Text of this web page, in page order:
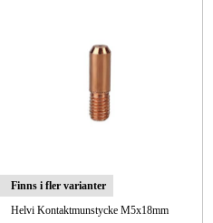
Finns i fler varianter
Helvi Kontaktmunstycke M5x18mm